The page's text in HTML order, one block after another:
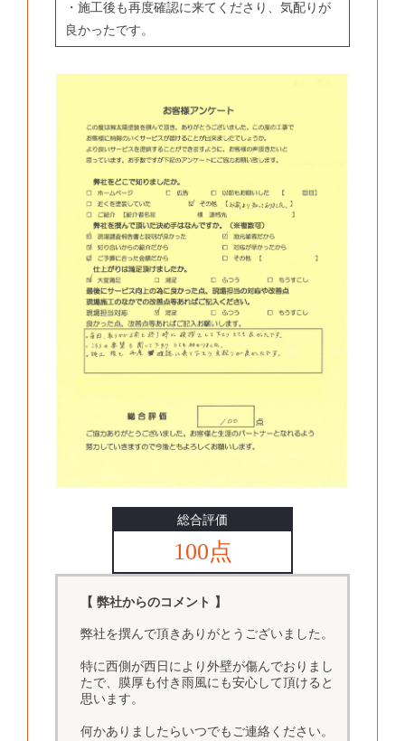
・施工後も再度確認に来てくださり、気配りが
良かったです。
総合評価
100点
【 弊社からのコメント 】
弊社を撰んで頂きありがとうございました。
特に西側が西日により外壁が傷んでおりまし
たで、膜厚も付き雨風にも安心して頂けると
思います。
何かありましたらいつでもご連絡ください。